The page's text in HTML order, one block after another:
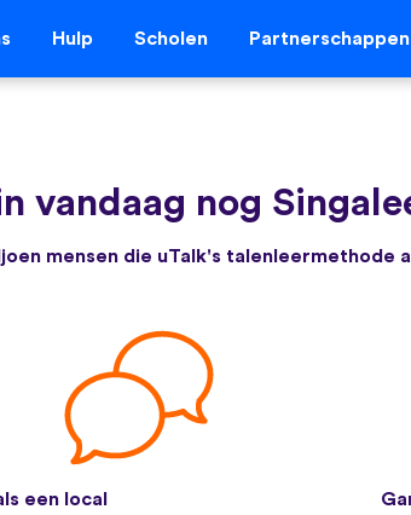
Hulp Scholen Partnerschappen
vandaag nog
mensen die uTalk's talenleermethode
een local